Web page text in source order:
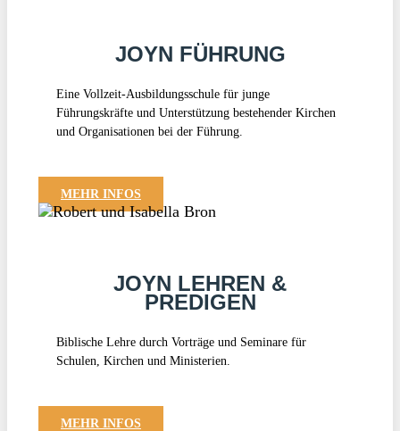
JOYN FÜHRUNG
Eine Vollzeit-Ausbildungsschule für junge
Führungskräfte und Unterstützung bestehender Kirchen
und Organisationen bei der Führung.
MEHR INFOS
JOYN LEHREN &
PREDIGEN
Biblische Lehre durch Vorträge und Seminare für
Schulen, Kirchen und Ministerien.
MEHR INFOS